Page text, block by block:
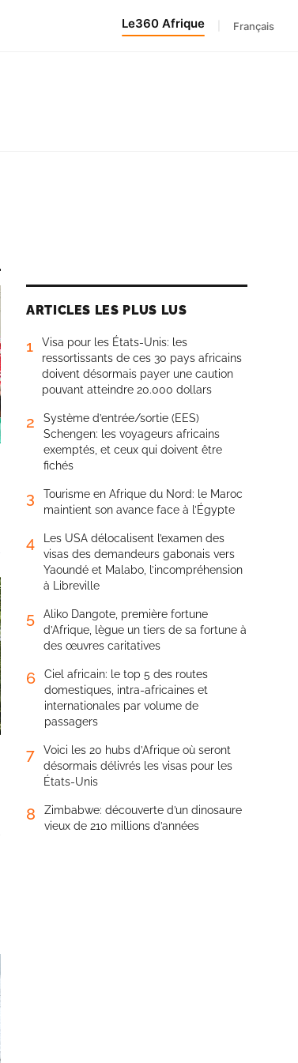
Le360 Afrique Français
ARTICLES LES PLUS LUS
1
Visa pour les États-Unis: les
ressortissants de ces 30 pays africains
doivent désormais payer une caution
pouvant atteindre 20.000 dollars
2
Système d’entrée/sortie (EES)
Schengen: les voyageurs africains
exemptés, et ceux qui doivent être
fichés
3
Tourisme en Afrique du Nord: le Maroc
maintient son avance face à l’Égypte
4
Les USA délocalisent l’examen des
visas des demandeurs gabonais vers
Yaoundé et Malabo, l’incompréhension
à Libreville
5
Aliko Dangote, première fortune
d’Afrique, lègue un tiers de sa fortune à
des œuvres caritatives
6
Ciel africain: le top 5 des routes
domestiques, intra-africaines et
internationales par volume de
passagers
7
Voici les 20 hubs d’Afrique où seront
désormais délivrés les visas pour les
États-Unis
8
Zimbabwe: découverte d’un dinosaure
vieux de 210 millions d’années